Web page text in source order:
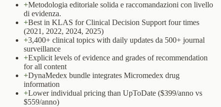
+Metodologia editoriale solida e raccomandazioni con livello
di evidenza.
+Best in KLAS for Clinical Decision Support four times
(2021, 2022, 2024, 2025)
+3,400+ clinical topics with daily updates da 500+ journal
surveillance
+Explicit levels of evidence and grades of recommendation
for all content
+DynaMedex bundle integrates Micromedex drug
information
+Lower individual pricing than UpToDate ($399/anno vs
$559/anno)